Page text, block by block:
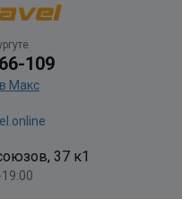
109
Макс
37 к1